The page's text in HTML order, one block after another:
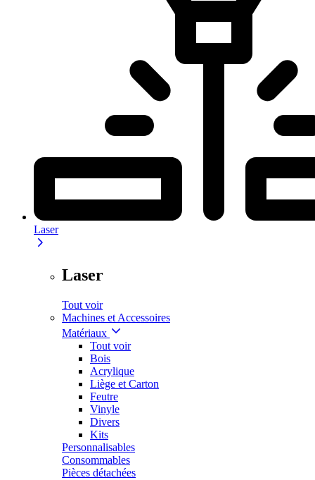
Laser
Laser
Tout voir
Machines et Accessoires
Matériaux
Tout voir
Bois
Acrylique
Liège et Carton
Feutre
Vinyle
Divers
Kits
Personnalisables
Consommables
Pièces détachées